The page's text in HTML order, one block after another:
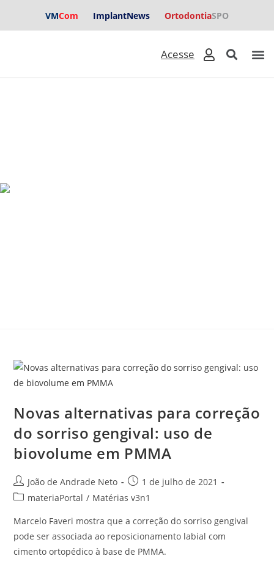
VMCom ImplantNews OrtodontiaSPO
Novas alternativas para correção
do sorriso gengival: uso de
biovolume em PMMA
João de Andrade Neto
1 de julho de 2021
materiaPortal / Matérias v3n1
Marcelo Faveri mostra que a correção do sorriso gengival
pode ser associada ao reposicionamento labial com
cimento ortopédico à base de PMMA.